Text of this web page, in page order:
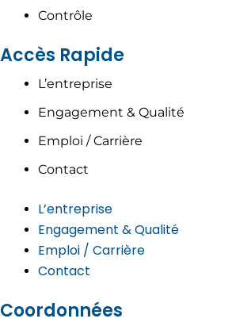
Contrôle
Accès Rapide
L’entreprise
Engagement & Qualité
Emploi / Carrière
Contact
L’entreprise
Engagement & Qualité
Emploi / Carrière
Contact
Coordonnées